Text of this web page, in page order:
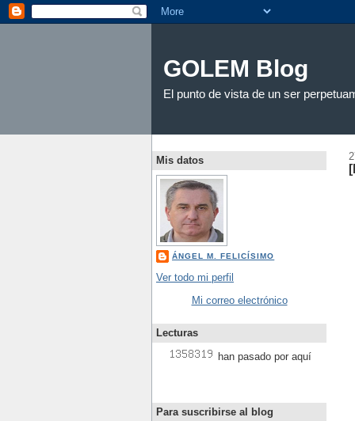
GOLEM Blog
El punto de vista de un ser
Mis datos
ÁNGEL M. FELICÍSIMO
Ver todo mi perfil
Mi correo electrónico
Lecturas
han pasado por aquí
Para suscribirse al blog